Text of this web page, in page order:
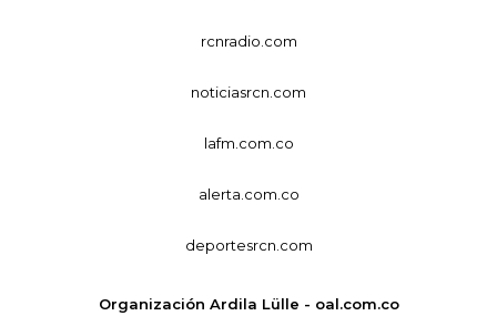
rcnradio.com
noticiasrcn.com
lafm.com.co
alerta.com.co
deportesrcn.com
Organización Ardila Lülle - oal.com.co